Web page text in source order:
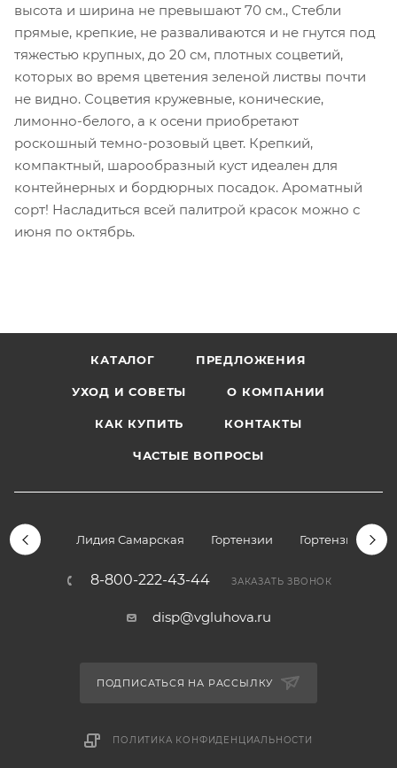
высота и ширина не превышают 70 см., Стебли
прямые, крепкие, не разваливаются и не гнутся под
тяжестью крупных, до 20 см, плотных соцветий,
которых во время цветения зеленой листвы почти
не видно. Соцветия кружевные, конические,
лимонно-белого, а к осени приобретают
роскошный темно-розовый цвет. Крепкий,
компактный, шарообразный куст идеален для
контейнерных и бордюрных посадок. Ароматный
сорт! Насладиться всей палитрой красок можно с
июня по октябрь.
КАТАЛОГ ПРЕДЛОЖЕНИЯ
УХОД И СОВЕТЫ О КОМПАНИИ
КАК КУПИТЬ КОНТАКТЫ
ЧАСТЫЕ ВОПРОСЫ
Лидия Самарская Гортензии Гортензии
8-800-222-43-44 ЗАКАЗАТЬ ЗВОНОК
disp@vgluhova.ru
ПОДПИСАТЬСЯ НА РАССЫЛКУ
ПОЛИТИКА КОНФИДЕНЦИАЛЬНОСТИ